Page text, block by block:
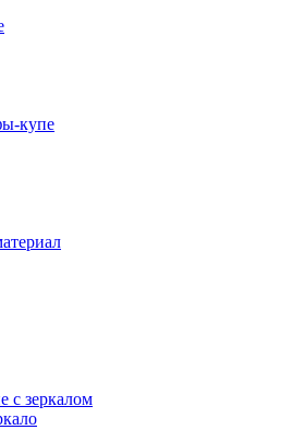
купе
с зеркалом